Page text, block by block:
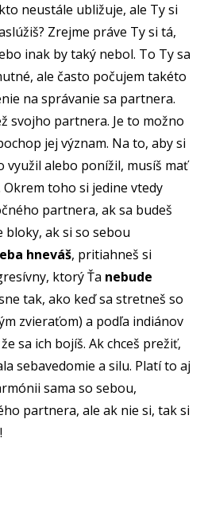
neustále ubližuje, ale Ty si
Zrejme práve Ty si tá,
inak by taký nebol. To Ty sa
ale často počujem takéto
na správanie sa partnera.
svojho partnera. Je to možno
jej význam. Na to, aby si
využil alebo ponížil, musíš mať
Okrem toho si jedine vtedy
partnera, ak sa budeš
bloky, ak si so sebou
hneváš, pritiahneš si
ktorý Ťa nebude
tak, ako keď sa stretneš so
zvieraťom) a podľa indiánov
sa ich bojíš. Ak chceš prežiť,
sebavedomie a silu. Platí to aj
sama so sebou,
partnera, ale ak nie si, tak si